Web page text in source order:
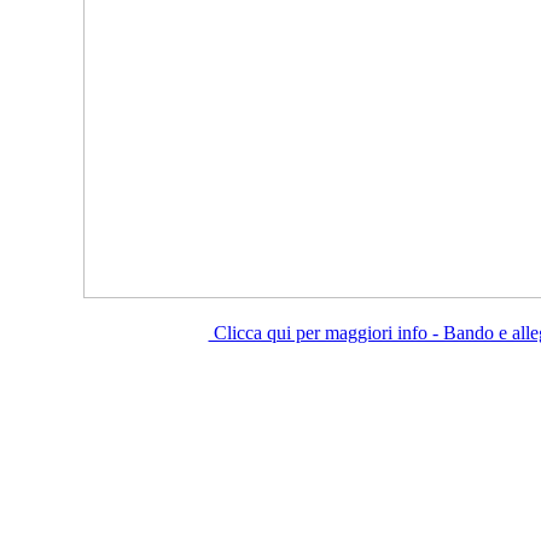
Clicca qui per maggiori info - Bando e